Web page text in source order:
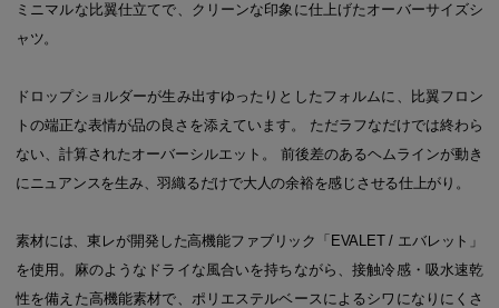
ミニマルな比翼仕立てで、クリーンな印象に仕上げたオーバーサイズシ
ャツ。
ドロップショルダーが生み出すゆったりとしたフォルムに、比翼フロン
トの端正な表情が品の良さを添えています。 ただラフなだけでは終わら
ない、計算されたオーバーシルエット。 前後差のあるヘムラインが動き
にニュアンスを生み、羽織るだけで大人の余裕を感じさせる仕上がり。
素材には、東レが開発した高機能ファブリック「EVALET / エバレット」
を使用。麻のようなドライな風合いを持ちながら、接触冷感・吸水速乾
性を備えた高機能素材で、ポリエステルベースによるシワになりにくさ